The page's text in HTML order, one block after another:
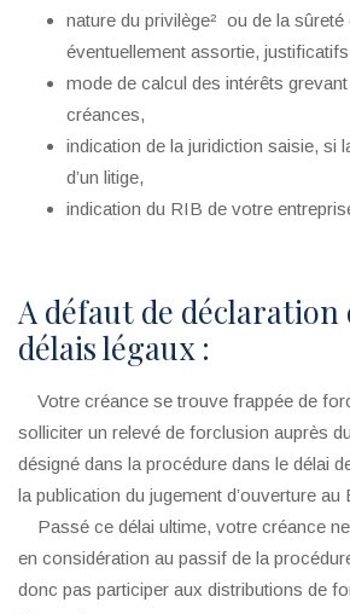
nature du privilège² ou de la sûreté
éventuellement assortie,
mode de calcul des intérêts
créances,
indication de la juridiction saisie, si
d’un litige,
indication du RIB de votre
A défaut de déclaration
délais légaux :
Votre créance se trouve frappée de
solliciter un relevé de forclusion auprès
désigné dans la procédure dans le délai
la publication du jugement d’ouverture au
Passé ce délai ultime, votre créance
en considération au passif de la
donc pas participer aux distributions de